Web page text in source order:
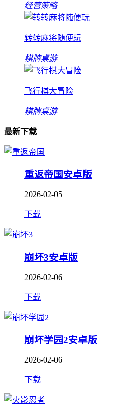
经营策略
转转麻将随便玩
棋牌桌游
飞行棋大冒险
棋牌桌游
最新下载
重返帝国安卓版
2026-02-05
下载
崩坏3安卓版
2026-02-06
下载
崩坏学园2安卓版
2026-02-06
下载